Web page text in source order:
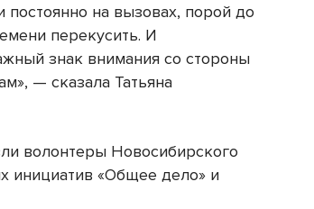
на вызовах, порой до
перекусить. И
знак внимания со стороны
— сказала Татьяна
волонтеры Новосибирского
инициатив «Общее дело» и